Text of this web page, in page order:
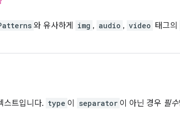
와 유사하게 img , audio , video 태그의
스트입니다. type 이 separator 이 아닌 경우 필수